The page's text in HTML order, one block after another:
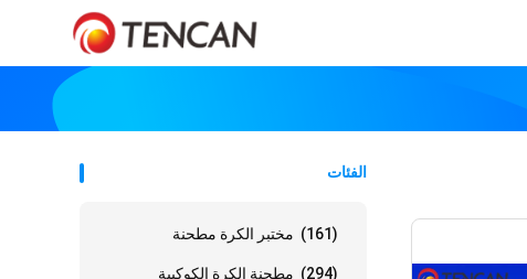
الفئات
مختبر الكرة مطحنة (161)
مطحنة الكرة الكوكبية (294)